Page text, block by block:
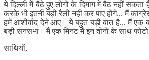
ये दिल्ली में बैठे हुए लोगों के दिमाग में बैठ नहीं
करके भी इतनी बड़ी रैली नहीं कर पाए होंगे... मैं
हमें आशीर्वाद देने आए। ये बहुत बड़ी बात है... मैं
बड़ी सनसभा। मैं एक मिनट में इन तीनों के साथ
साथियों,